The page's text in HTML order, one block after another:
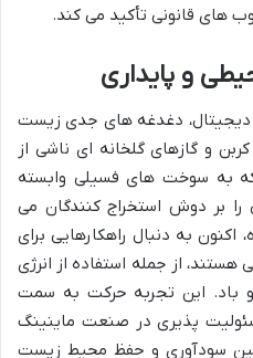
های قانونی تأکید می کند.
و پایداری
دیجیتال، دغدغه های جدی زیست
و گازهای گلخانه ای ناشی از
که به سوخت های فسیلی وابسته
را بر دوش استخراج کنندگان می
اکنون به دنبال راهکارهایی برای
از جمله استفاده از انرژی
باد. این تجربه حرکت به سمت
پذیری در صنعت ماینینگ
سودآوری و حفظ محیط زیست